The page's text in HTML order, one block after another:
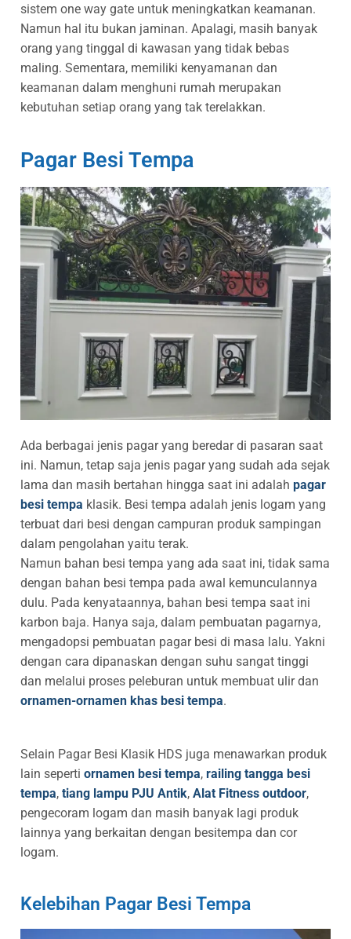
sistem one way gate untuk meningkatkan keamanan.
Namun hal itu bukan jaminan. Apalagi, masih banyak
orang yang tinggal di kawasan yang tidak bebas
maling. Sementara, memiliki kenyamanan dan
keamanan dalam menghuni rumah merupakan
kebutuhan setiap orang yang tak terelakkan.
Pagar Besi Tempa
Ada berbagai jenis pagar yang beredar di pasaran saat
ini. Namun, tetap saja jenis pagar yang sudah ada sejak
lama dan masih bertahan hingga saat ini adalah pagar
besi tempa klasik. Besi tempa adalah jenis logam yang
terbuat dari besi dengan campuran produk sampingan
dalam pengolahan yaitu terak.
Namun bahan besi tempa yang ada saat ini, tidak sama
dengan bahan besi tempa pada awal kemunculannya
dulu. Pada kenyataannya, bahan besi tempa saat ini
karbon baja. Hanya saja, dalam pembuatan pagarnya,
mengadopsi pembuatan pagar besi di masa lalu. Yakni
dengan cara dipanaskan dengan suhu sangat tinggi
dan melalui proses peleburan untuk membuat ulir dan
ornamen-ornamen khas besi tempa.
Selain Pagar Besi Klasik HDS juga menawarkan produk
lain seperti ornamen besi tempa, railing tangga besi
tempa, tiang lampu PJU Antik, Alat Fitness outdoor,
pengecoram logam dan masih banyak lagi produk
lainnya yang berkaitan dengan besitempa dan cor
logam.
Kelebihan Pagar Besi Tempa